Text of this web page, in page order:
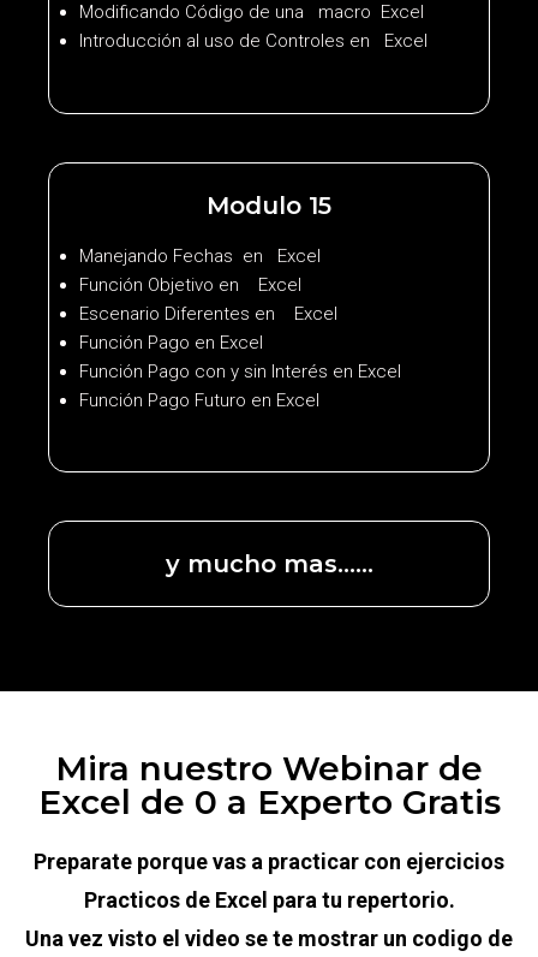
Modificando Código de una macro Excel
Introducción al uso de Controles en Excel
Modulo 15
Manejando Fechas en Excel
Función Objetivo en Excel
Escenario Diferentes en Excel
Función Pago en Excel
Función Pago con y sin Interés en Excel
Función Pago Futuro en Excel
y mucho mas......
Mira nuestro Webinar de
Excel de 0 a Experto Gratis
Preparate porque vas a practicar con ejercicios
Practicos de Excel para tu repertorio.
Una vez visto el video se te mostrar un codigo de